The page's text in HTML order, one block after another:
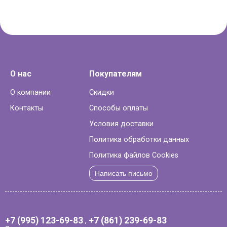
О нас
О компании
Контакты
Покупателям
Скидки
Способы оплаты
Условия доставки
Политика обработки данных
Политика файлов Cookies
Написать письмо
+7 (995) 123-69-83 , +7 (861) 239-69-83